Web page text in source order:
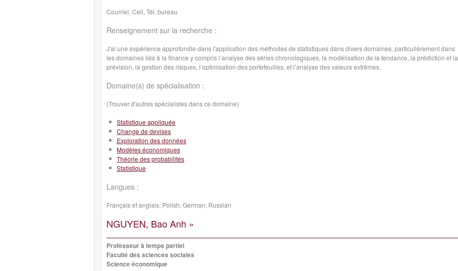
Courriel, Cell, Tél. bureau
Renseignement sur la recherche :
J'ai une expérience approfondie dans l'application des méthodes de statistiques dans divers domaines, particulièrement dans
les domaines liés à la finance y compris l’analyse des séries chronologiques, la modélisation de la tendance, la prédiction et la
prévision, la gestion des risques, l’optimisation des portefeuilles, et l’analyse des valeurs extrêmes.
Domaine(s) de spécialisation :
(Trouver d'autres spécialistes dans ce domaine)
Statistique appliquée
Change de devises
Exploration des données
Modèles économiques
Théorie des probabilités
Statistique
Langues :
Français et anglais, Polish; German; Russian
NGUYEN, Bao Anh »
Professeur à temps partiel
Faculté des sciences sociales
Science économique